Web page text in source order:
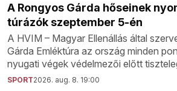
A Rongyos Gárda hőseinek
túrázók szeptember 5-én
A HVIM – Magyar Ellenállás által
Gárda Emléktúra az ország minden
nyugati végek védelmezői előtt
SPORT2026. aug. 8. 19:00